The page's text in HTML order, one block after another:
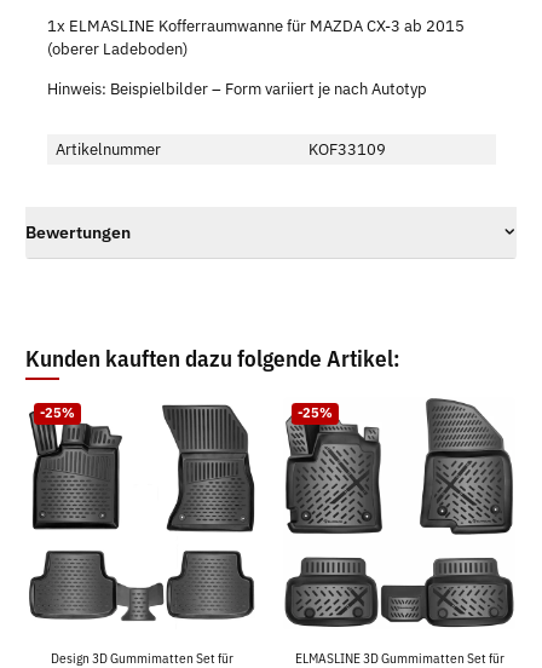
1x ELMASLINE Kofferraumwanne für MAZDA CX-3 ab 2015
(oberer Ladeboden)
Hinweis: Beispielbilder – Form variiert je nach Autotyp
Artikelnummer KOF33109
Bewertungen
Kunden kauften dazu folgende Artikel:
-25%
Design 3D Gummimatten Set für
-25%
ELMASLINE 3D Gummimatten Set für